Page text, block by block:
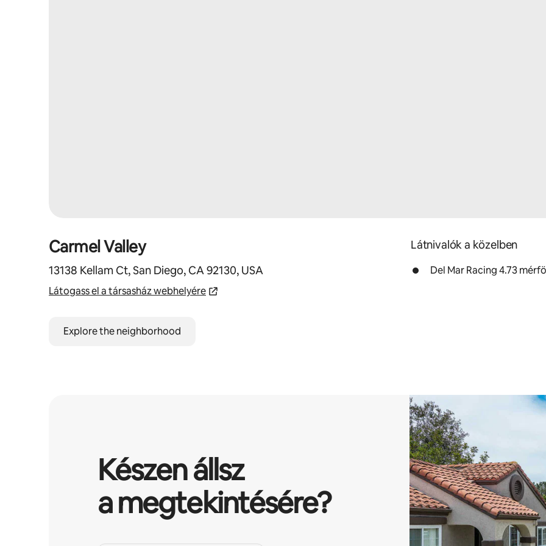
Carmel Valley
13138 Kellam Ct, San Diego, CA 92130, USA
Látogass el a társasház webhelyére
Explore the neighborhood
Látnivalók a közelben
Del Mar Racing 4.73
Készen állsz
a megtekintésére?